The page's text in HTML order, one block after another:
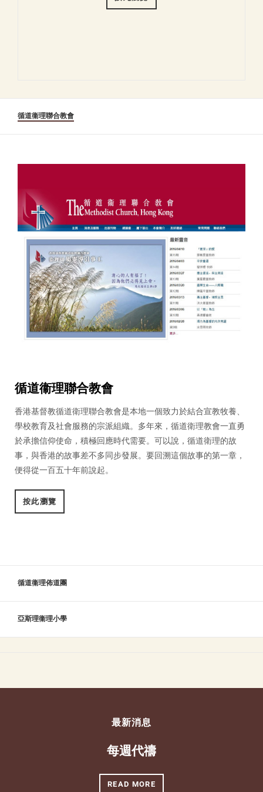
循道衞理聯合教會
循道衞理聯合教會
香港基督教循道衛理聯合教會是本地一個致力於結合宣教牧養、
學校教育及社會服務的宗派組織。多年來，循道衛理教會一直勇
於承擔信仰使命，積極回應時代需要。可以說，循道衛理的故
事，與香港的故事差不多同步發展。要回溯這個故事的第一章，
便得從一百五十年前說起。
按此瀏覽
循道衞理佈道團
亞斯理衞理小學
最新消息
每週代禱
READ MORE